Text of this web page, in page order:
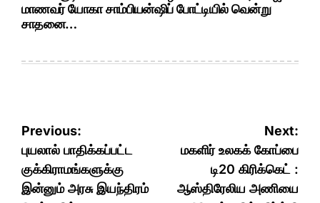
மாணவர் யோகா சாம்பியன்ஷிப் போட்டியில் வென்று
சாதனை…
Post
navigation
Previous:
புயலால் பாதிக்கப்பட்ட
குக்கிராமங்களுக்கு
இன்னும் அரசு இயந்திரம்
Next:
மகளிர் உலகக் கோப்பை
டி20 கிரிக்கெட் :
ஆஸ்திரேலிய அணியை